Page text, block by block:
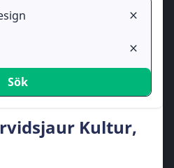
Sök
Kultur,